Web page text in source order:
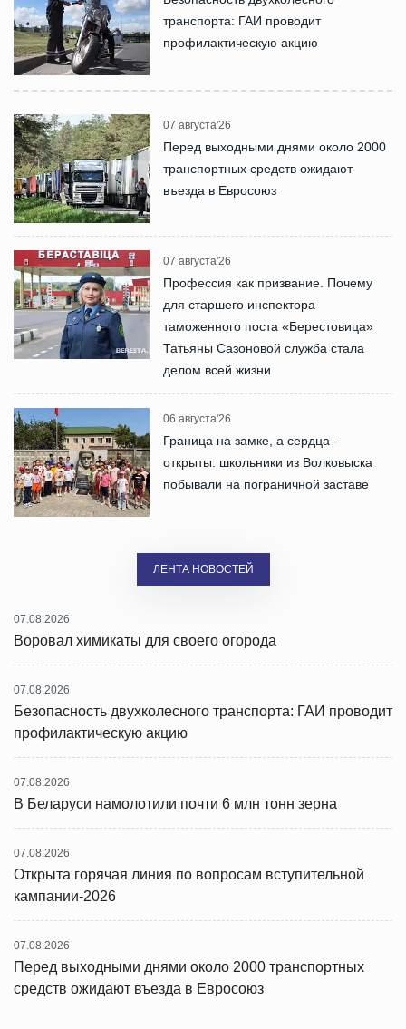
транспорта: ГАИ проводит
профилактическую акцию
07 августа'26
Перед выходными днями около 2000
транспортных средств ожидают
въезда в Евросоюз
07 августа'26
Профессия как призвание. Почему
для старшего инспектора
таможенного поста «Берестовица»
Татьяны Сазоновой служба стала
делом всей жизни
06 августа'26
Граница на замке, а сердца -
открыты: школьники из Волковыска
побывали на пограничной заставе
ЛЕНТА НОВОСТЕЙ
07.08.2026
Воровал химикаты для своего огорода
07.08.2026
Безопасность двухколесного транспорта: ГАИ проводит
профилактическую акцию
07.08.2026
В Беларуси намолотили почти 6 млн тонн зерна
07.08.2026
Открыта горячая линия по вопросам вступительной
кампании-2026
07.08.2026
Перед выходными днями около 2000 транспортных
средств ожидают въезда в Евросоюз